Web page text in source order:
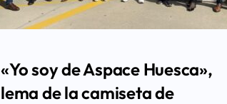
«Yo soy de Aspace Huesca»,
lema de la camiseta de